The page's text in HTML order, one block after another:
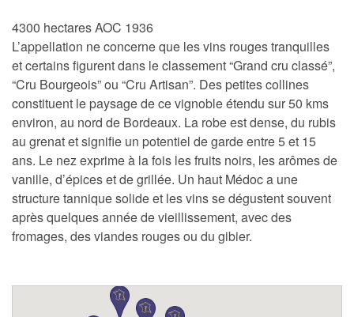
4300 hectares AOC 1936
L’appellation ne concerne que les vins rouges tranquilles
et certains figurent dans le classement “Grand cru classé”,
“Cru Bourgeois” ou “Cru Artisan”. Des petites collines
constituent le paysage de ce vignoble étendu sur 50 kms
environ, au nord de Bordeaux. La robe est dense, du rubis
au grenat et signifie un potentiel de garde entre 5 et 15
ans. Le nez exprime à la fois les fruits noirs, les arômes de
vanille, d’épices et de grillée. Un haut Médoc a une
structure tannique solide et les vins se dégustent souvent
après quelques année de vieillissement, avec des
fromages, des viandes rouges ou du gibier.